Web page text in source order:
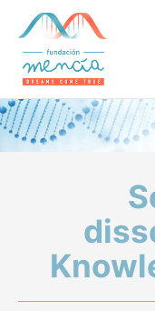
content